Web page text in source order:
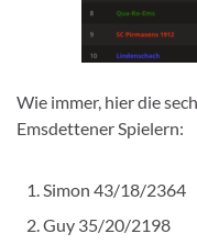
Wie immer, hier die
Emsdettener Spielern:
Simon 43/18/2364
Guy 35/20/2198